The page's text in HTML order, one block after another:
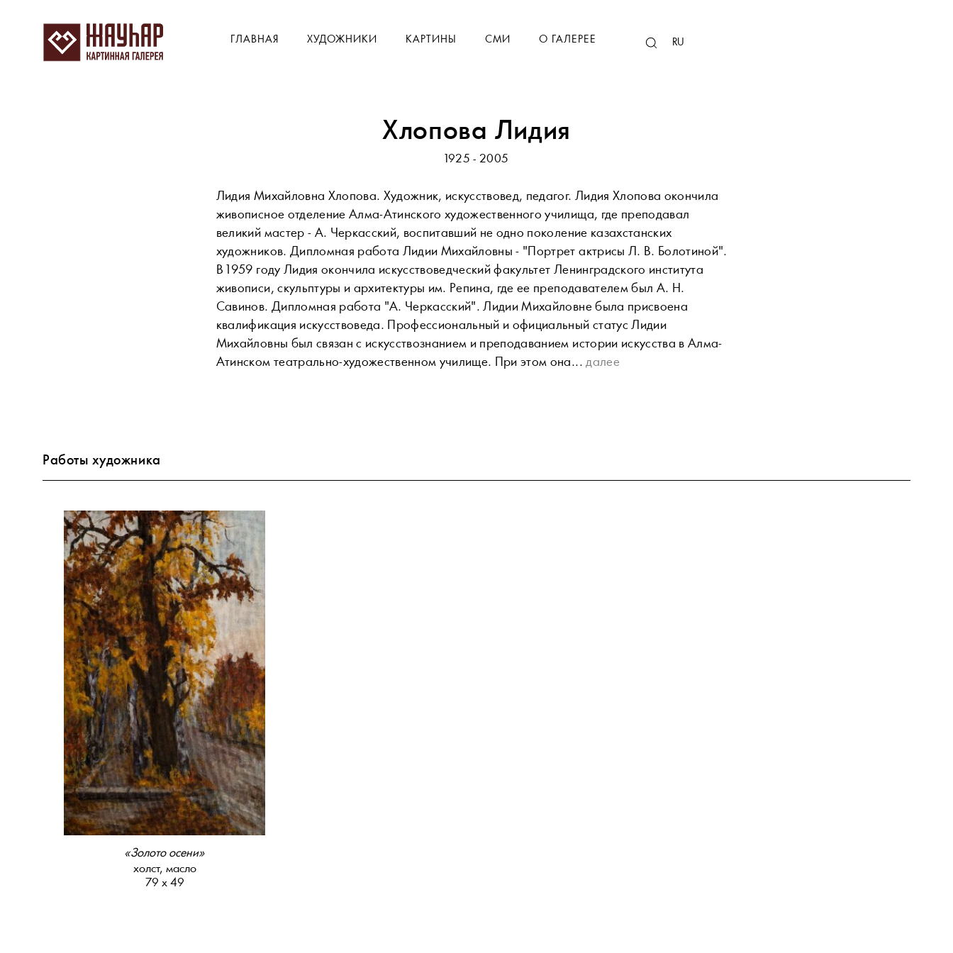
ГЛАВНАЯ ХУДОЖНИКИ КАРТИНЫ СМИ О ГАЛЕРЕЕ RU
EN
Хлопова Лидия
1925 - 2005
Лидия Михайловна Хлопова. Художник, искусствовед, педагог. Лидия Хлопова окончила
живописное отделение Алма-Атинского художественного училища, где преподавал
великий мастер - А. Черкасский, воспитавший не одно поколение казахстанских
художников. Дипломная работа Лидии Михайловны - "Портрет актрисы Л. В. Болотиной".
В 1959 году Лидия окончила искусствоведческий факультет Ленинградского института
живописи, скульптуры и архитектуры им. Репина, где ее преподавателем был А. Н.
Савинов. Дипломная работа "А. Черкасский". Лидии Михайловне была присвоена
квалификация искусствоведа. Профессиональный и официальный статус Лидии
Михайловны был связан с искусствознанием и преподаванием истории искусства в Алма-
Атинском театрально-художественном училище. При этом она...далее
Работы художника
«Золото осени»
холст, масло
79 х 49